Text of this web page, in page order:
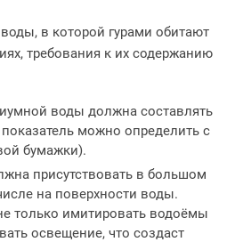
в которой гурами обитают
требования к их содержанию
воды должна составлять
показатель можно определить с
бумажки).
присутствовать в большом
на поверхности воды.
только имитировать водоёмы
освещение, что создаст